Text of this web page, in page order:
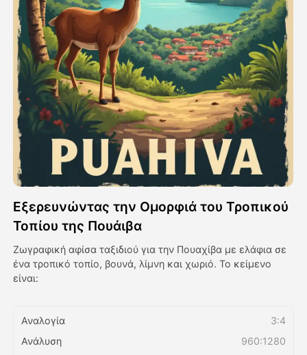
Βίντεο του Avatar
▼
Βίντεο ▼
Φωτογραφία ▼
Άλλα Μέσα ▼
Δείτε όλα τα πρότυπα
Γκαλερί
Blog
Τιμολόγιο
Εξερευνώντας την Ομορφιά του Τροπικού
Τοπίου της Πουάιβα
Ζωγραφική αφίσα ταξιδιού για την Πουαχίβα με ελάφια σε
ένα τροπικό τοπίο, βουνά, λίμνη και χωριό. Το κείμενο
είναι:
Αναλογία
3:4
Ανάλυση
960:1280